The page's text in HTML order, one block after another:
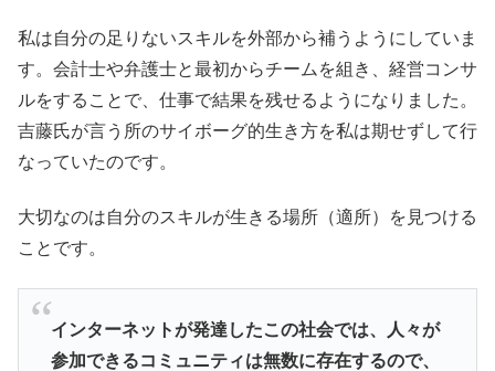
私は自分の足りないスキルを外部から補うようにしていま
す。会計士や弁護士と最初からチームを組き、経営コンサ
ルをすることで、仕事で結果を残せるようになりました。
吉藤氏が言う所のサイボーグ的生き方を私は期せずして行
なっていたのです。
大切なのは自分のスキルが生きる場所（適所）を見つける
ことです。
インターネットが発達したこの社会では、人々が
参加できるコミュニティは無数に存在するので、